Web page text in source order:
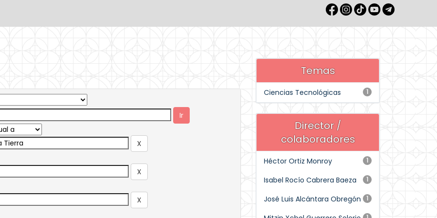
Temas
1
Ciencias Tecnológicas
Director /
colaboradores
1
Héctor Ortiz Monroy
1
Isabel Rocío Cabrera Baeza
1
José Luis Alcántara Obregón